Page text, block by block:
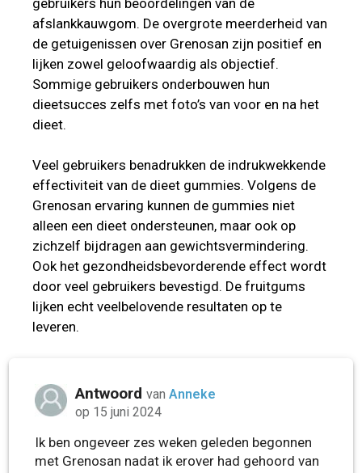
afslankkauwgom. De overgrote meerderheid van
de getuigenissen over Grenosan zijn positief en
lijken zowel geloofwaardig als objectief.
Sommige gebruikers onderbouwen hun
dieetsucces zelfs met foto’s van voor en na het
dieet.
Veel gebruikers benadrukken de indrukwekkende
effectiviteit van de dieet gummies. Volgens de
Grenosan ervaring kunnen de gummies niet
alleen een dieet ondersteunen, maar ook op
zichzelf bijdragen aan gewichtsvermindering.
Ook het gezondheidsbevorderende effect wordt
door veel gebruikers bevestigd. De fruitgums
lijken echt veelbelovende resultaten op te
leveren.
Antwoord van Anneke
op 15 juni 2024
Ik ben ongeveer zes weken geleden begonnen
met Grenosan nadat ik erover had gehoord van